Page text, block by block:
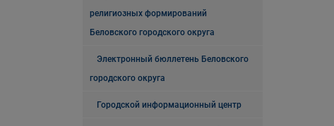
религиозных формирований
Беловского городского округа
Электронный бюллетень Беловского
городского округа
Городской информационный центр